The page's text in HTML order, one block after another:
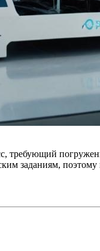
требующий
заданиям,